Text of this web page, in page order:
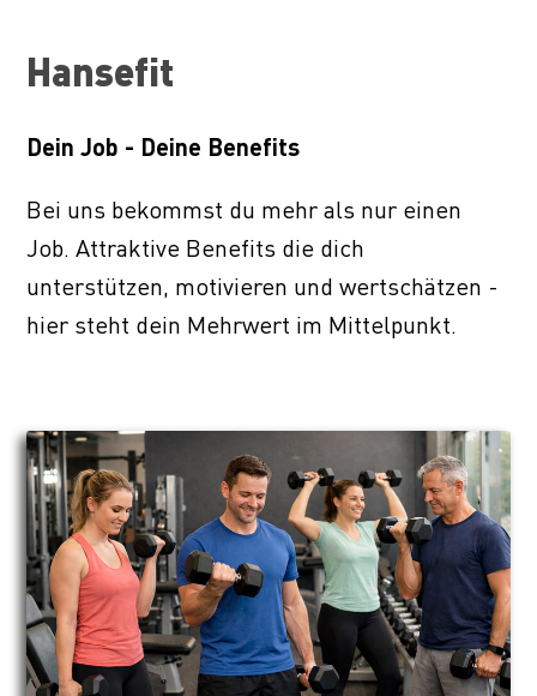
Hansefit
Dein Job - Deine Benefits
Bei uns bekommst du mehr als nur einen
Job. Attraktive Benefits die dich
unterstützen, motivieren und wertschätzen -
hier steht dein Mehrwert im Mittelpunkt.